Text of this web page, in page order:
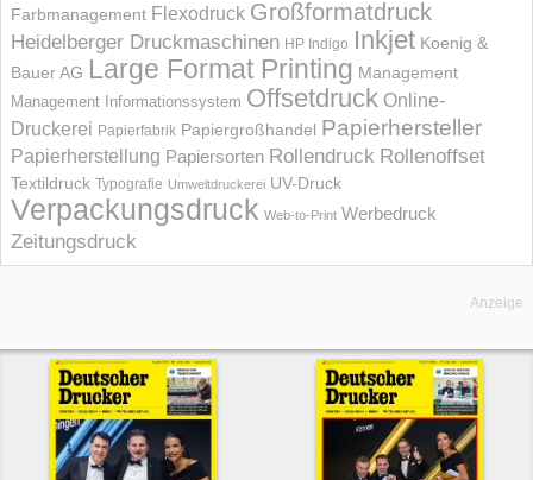
Farbmanagement Flexodruck Großformatdruck
Heidelberger Druckmaschinen HP Indigo Inkjet Koenig &
Bauer AG Large Format Printing Management
Management Informations­system Offsetdruck Online-
Druckerei Papierfabrik Papiergroßhandel Papierhersteller
Papierherstellung Papiersorten Rollendruck Rollenoffset
Textildruck Typografie Umweltdruckerei UV-Druck
Verpackungsdruck Web-to-Print Werbedruck
Zeitungsdruck
Anzeige